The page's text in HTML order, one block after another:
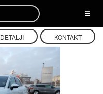
DETALJI KONTAKT